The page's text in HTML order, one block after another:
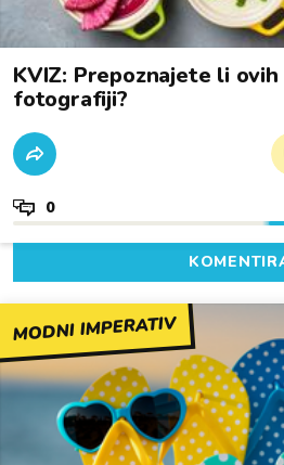
KVIZ: Prepoznajete li
fotografiji?
0
MODNI IMPERATIV